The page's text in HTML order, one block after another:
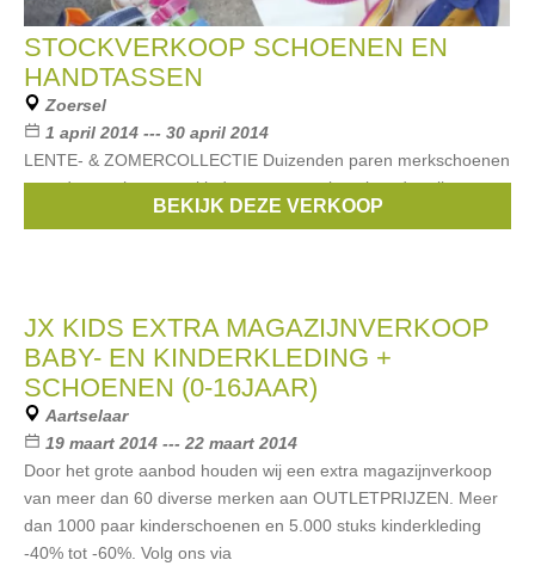
STOCKVERKOOP SCHOENEN EN
HANDTASSEN
Zoersel
1 april 2014 --- 30 april 2014
LENTE- & ZOMERCOLLECTIE Duizenden paren merkschoenen
voor dames, heren en kinderen aan sterk verlaagde prijzen.
Esprit,Lacoste,Hugo Boss,Scapa
BEKIJK DEZE VERKOOP
JX KIDS EXTRA MAGAZIJNVERKOOP
BABY- EN KINDERKLEDING +
SCHOENEN (0-16JAAR)
Aartselaar
19 maart 2014 --- 22 maart 2014
Door het grote aanbod houden wij een extra magazijnverkoop
van meer dan 60 diverse merken aan OUTLETPRIJZEN. Meer
dan 1000 paar kinderschoenen en 5.000 stuks kinderkleding
-40% tot -60%. Volg ons via